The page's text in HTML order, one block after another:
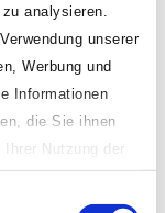
analysieren.
unserer
Werbung und
Informationen
die Sie ihnen
Nutzung der
stimmen Sie